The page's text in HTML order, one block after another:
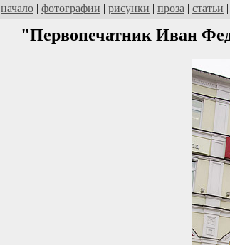
начало | фотографии | рисунки | проза | статьи |
"Первопечатник Иван